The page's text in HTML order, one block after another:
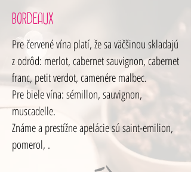
BORDEAUX
Pre červené vína platí, že sa väčšinou skladajú
z odrôd: merlot, cabernet sauvignon, cabernet
franc, petit verdot, camenére malbec.
Pre biele vína: sémillon, sauvignon,
muscadelle.
Známe a prestížne apelácie sú saint-emilion,
pomerol, .